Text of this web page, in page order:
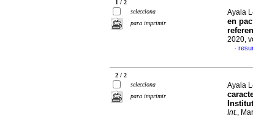
1 / 2
selecciona
para imprimir
Ayala
en
2020,
·
2 / 2
selecciona
para imprimir
Ayala
Int.,